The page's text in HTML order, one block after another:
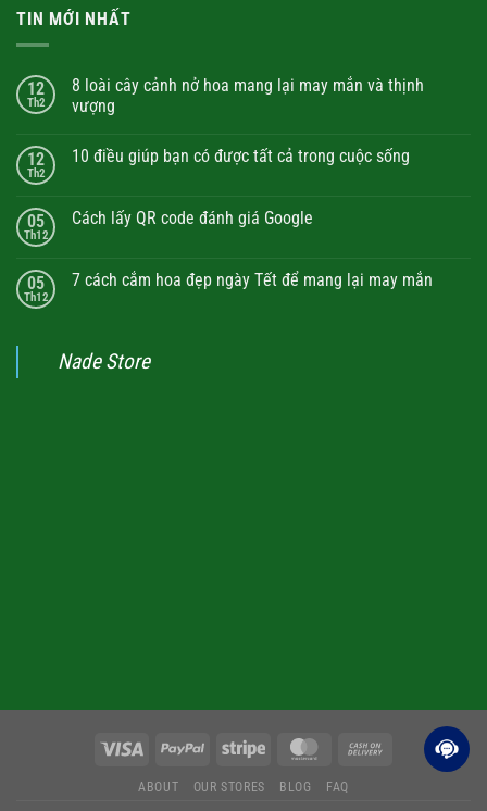
TIN MỚI NHẤT
12
Th2
8 loài cây cảnh nở hoa mang lại may mắn và thịnh
vượng
12
Th2
10 điều giúp bạn có được tất cả trong cuộc sống
05
Th12
Cách lấy QR code đánh giá Google
05
Th12
7 cách cắm hoa đẹp ngày Tết để mang lại may mắn
Nade Store
ABOUT OUR STORES BLOG FAQ